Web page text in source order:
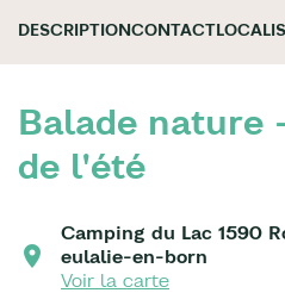
DESCRIPTIONCONTACT
Balade nature
de l'été
Camping du Lac 1590
eulalie-en-born
Voir la carte